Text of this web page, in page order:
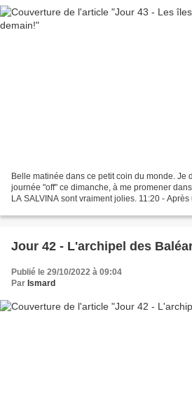
Belle matinée dans ce petit coin du monde. Je
journée "off" ce dimanche, à me promener
LA SALVINA sont vraiment jolies. 11:20 -
Jour 42 - L'archipel des
Publié le 29/10/2022 à 09:04
Par Ismard